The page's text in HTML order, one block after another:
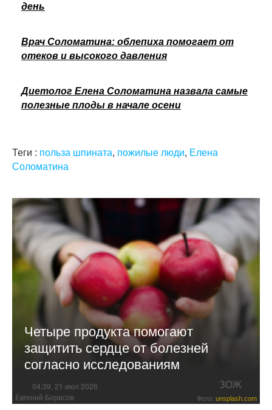
день
Врач Соломатина: облепиха помогает от
отеков и высокого давления
Диетолог Елена Соломатина назвала самые
полезные плоды в начале осени
Теги : польза шпината, пожилые люди, Елена
Соломатина
Четыре продукта помогают
защитить сердце от болезней
согласно исследованиям
04:39, 21 июл 2026 ЗОЖ
Евгений Борисов Фото: unsplash.com